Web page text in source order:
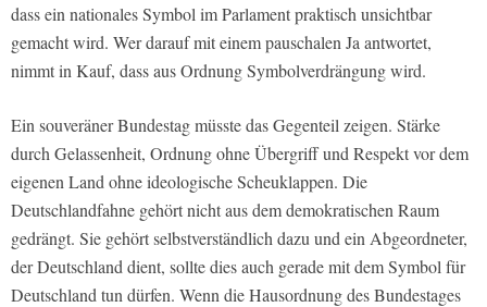
dass ein nationales Symbol im Parlament praktisch unsichtbar
gemacht wird. Wer darauf mit einem pauschalen Ja antwortet,
nimmt in Kauf, dass aus Ordnung Symbolverdrängung wird.
Ein souveräner Bundestag müsste das Gegenteil zeigen. Stärke
durch Gelassenheit, Ordnung ohne Übergriff und Respekt vor dem
eigenen Land ohne ideologische Scheuklappen. Die
Deutschlandfahne gehört nicht aus dem demokratischen Raum
gedrängt. Sie gehört selbstverständlich dazu und ein Abgeordneter,
der Deutschland dient, sollte dies auch gerade mit dem Symbol für
Deutschland tun dürfen. Wenn die Hausordnung des Bundestages